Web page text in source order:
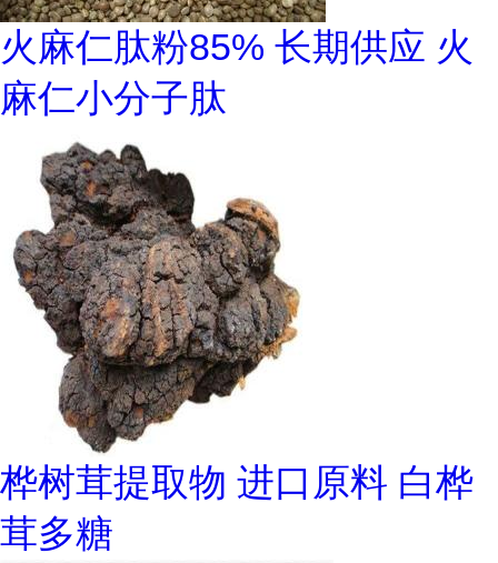
火麻仁肽粉85% 长期供应 火
麻仁小分子肽
桦树茸提取物 进口原料 白桦
茸多糖